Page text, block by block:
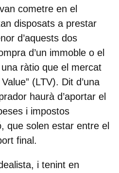
cometre en el
disposats a prestar
d’aquests dos
d’un immoble o el
ràtio que el mercat
(LTV). Dit d’una
haurà d’aportar el
i impostos
que solen estar entre el
final.
i tenint en